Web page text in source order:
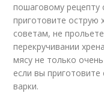
пошаговому рецепту
приготовите острую
советам, не
перекручивании
мясу не только
если вы
варки.